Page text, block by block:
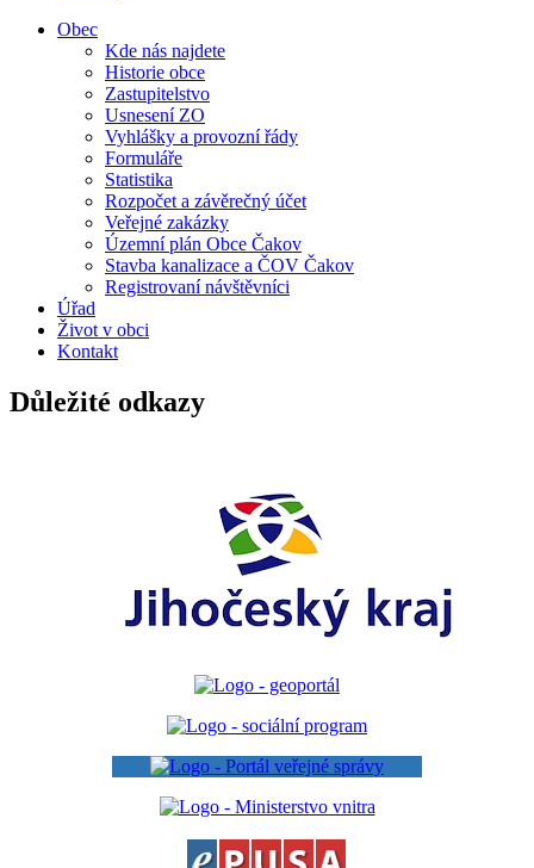
Obec
Kde nás najdete
Historie obce
Zastupitelstvo
Usnesení ZO
Vyhlášky a provozní řády
Formuláře
Statistika
Rozpočet a závěrečný účet
Veřejné zakázky
Územní plán Obce Čakov
Stavba kanalizace a ČOV Čakov
Registrovaní návštěvníci
Úřad
Život v obci
Kontakt
Důležité odkazy